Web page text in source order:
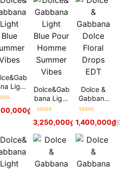
₫
Light
Blue
Vibes
5sao 4,200,000
₫
Dolce&Gab
bana Light
Blue Pour
Summer
hạng5sao 4,500,000₫
3,250,000₫
Dolce &
Gabbana
Dolce
Drops EDT
hạng5sao
1,400,000₫